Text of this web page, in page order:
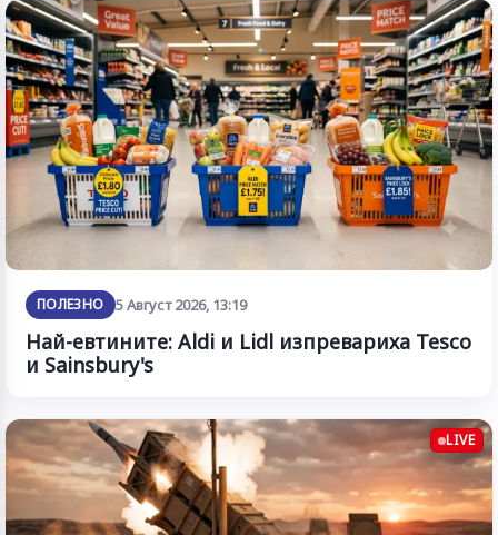
ПОЛЕЗНО 5 Август 2026, 13:19
Най-евтините: Aldi и Lidl изпревариха Tesco
и Sainsbury's
LIVE